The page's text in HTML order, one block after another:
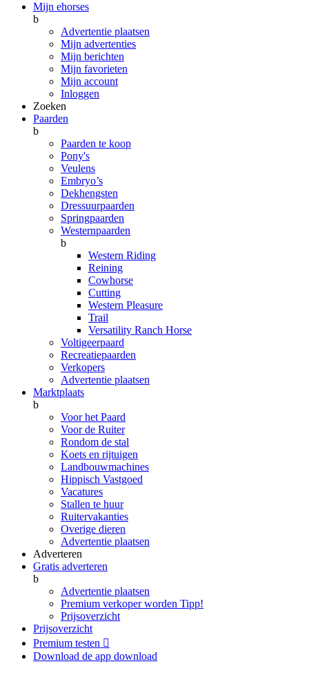
Mijn ehorses
b
Advertentie plaatsen
Mijn advertenties
Mijn berichten
Mijn favorieten
Mijn account
Inloggen
Zoeken
Paarden
b
Paarden te koop
Pony's
Veulens
Embryo’s
Dekhengsten
Dressuurpaarden
Springpaarden
Westernpaarden
b
Western Riding
Reining
Cowhorse
Cutting
Western Pleasure
Trail
Versatility Ranch Horse
Voltigeerpaard
Recreatiepaarden
Verkopers
Advertentie plaatsen
Marktplaats
b
Voor het Paard
Voor de Ruiter
Rondom de stal
Koets en rijtuigen
Landbouwmachines
Hippisch Vastgoed
Vacatures
Stallen te huur
Ruitervakanties
Overige dieren
Advertentie plaatsen
Adverteren
Gratis adverteren
b
Advertentie plaatsen
Premium verkoper worden Tipp!
Prijsoverzicht
Prijsoverzicht
Premium testen 
Download de app download